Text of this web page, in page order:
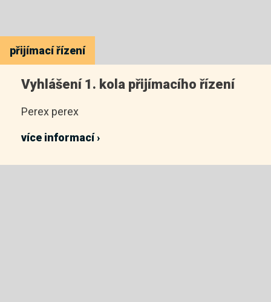
přijímací řízení
Vyhlášení 1. kola přijímacího řízení
Perex perex
více informací ›